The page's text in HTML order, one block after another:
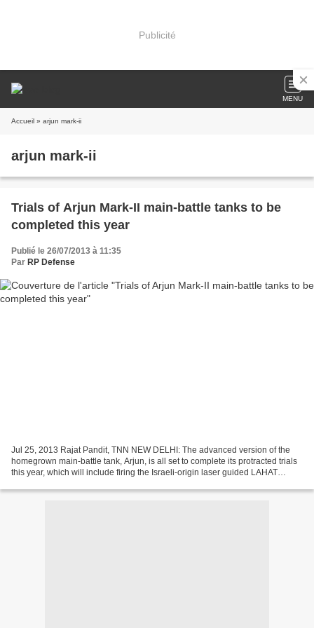
Publicité
MENU
Accueil » arjun mark-ii
arjun mark-ii
Trials of Arjun Mark-II main-battle tanks to be
completed this year
Publié le 26/07/2013 à 11:35
Par RP Defense
Jul 25, 2013 Rajat Pandit, TNN NEW DELHI: The advanced version of the
homegrown main-battle tank, Arjun, is all set to complete its protracted trials
this year, which will include firing the Israeli-origin laser guided LAHAT